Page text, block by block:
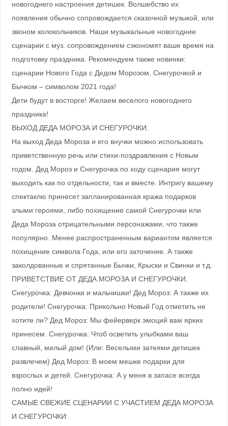
новогоднего настроения детишек. Волшебство их
появления обычно сопровождается сказочной музыкой, или
звоном колокольчиков. Наши музыкальные новогодние
сценарии с муз. сопровождением сэкономят ваше время на
подготовку праздника. Рекомендуем также новинки:
сценарии Нового Года с Дедом Морозом, Снегурочкой и
Бычком – символом 2021 года!
Дети будут в восторге! Желаем веселого новогоднего
праздника!
ВЫХОД ДЕДА МОРОЗА И СНЕГУРОЧКИ.
На выход Деда Мороза и его внучки можно использовать
приветственную речь или стихи-поздравления с Новым
годом. Дед Мороз и Снегурочка по ходу сценария могут
выходить как по отдельности, так и вместе. Интригу вашему
спектаклю принесет запланированная кража подарков
злыми героями, либо похищение самой Снегурочки или
Деда Мороза отрицательными персонажами, что также
популярно. Менее распространенным вариантом является
похищение символа Года, или его заточение. А также
заколдованные и спрятанные Бычки, Крыски и Свинки и т.д.
ПРИВЕТСТВИЕ ОТ ДЕДА МОРОЗА И СНЕГУРОЧКИ.
Снегурочка: Девчонки и мальчишки! Дед Мороз: А также их
родители! Снегурочка: Прикольно Новый Год отметить не
хотите ли? Дед Мороз: Мы фейерверк эмоций вам ярких
принесем. Снегурочка: Чтоб осветить улыбками ваш
славный, милый дом! (Или: Веселыми затеями детишек
развлечем) Дед Мороз: В моем мешке подарки для
взрослых и детей. Снегурочка: А у меня в запасе всегда
полно идей!
САМЫЕ СВЕЖИЕ СЦЕНАРИИ С УЧАСТИЕМ ДЕДА МОРОЗА
И СНЕГУРОЧКИ: